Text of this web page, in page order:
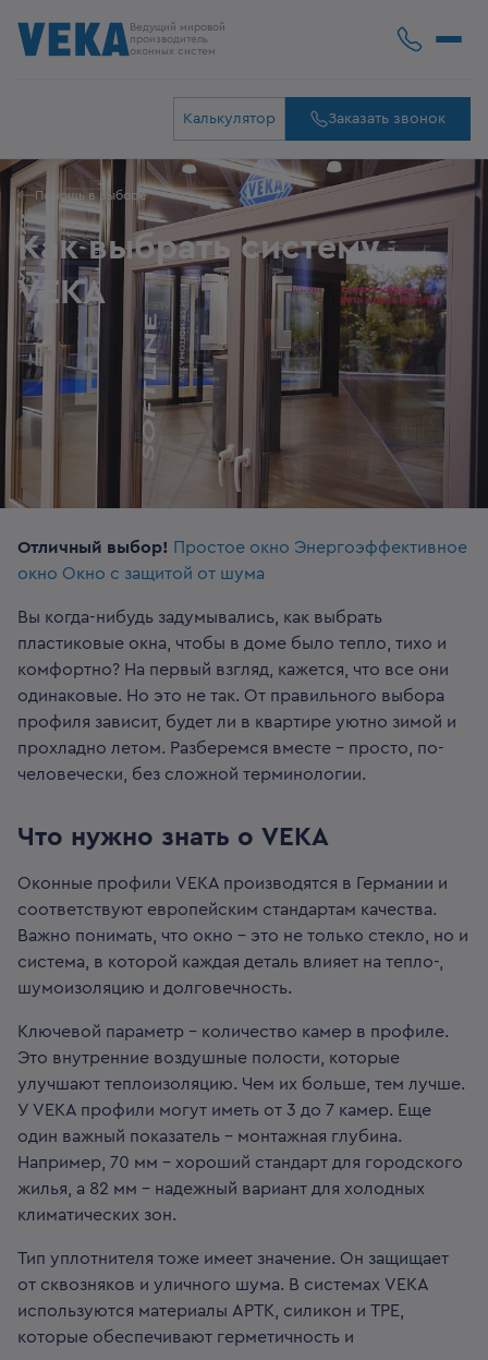
Ведущий мировой
производитель
оконных систем
Калькулятор Заказать звонок
Помощь в выборе
Как выбрать систему
VEKA
Отличный выбор! Простое окно Энергоэффективное
окно Окно с защитой от шума
Вы когда-нибудь задумывались, как выбрать
пластиковые окна, чтобы в доме было тепло, тихо и
комфортно? На первый взгляд, кажется, что все они
одинаковые. Но это не так. От правильного выбора
профиля зависит, будет ли в квартире уютно зимой и
прохладно летом. Разберемся вместе - просто, по-
человечески, без сложной терминологии.
Что нужно знать о VEKA
Оконные профили VEKA производятся в Германии и
соответствуют европейским стандартам качества.
Важно понимать, что окно - это не только стекло, но и
система, в которой каждая деталь влияет на тепло-,
шумоизоляцию и долговечность.
Ключевой параметр - количество камер в профиле.
Это внутренние воздушные полости, которые
улучшают теплоизоляцию. Чем их больше, тем лучше.
У VEKA профили могут иметь от 3 до 7 камер. Еще
один важный показатель - монтажная глубина.
Например, 70 мм - хороший стандарт для городского
жилья, а 82 мм - надежный вариант для холодных
климатических зон.
Тип уплотнителя тоже имеет значение. Он защищает
от сквозняков и уличного шума. В системах VEKA
используются материалы АРТК, силикон и ТРЕ,
которые обеспечивают герметичность и